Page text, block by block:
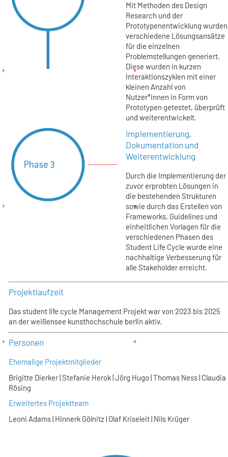
Mit Methoden des Design
Research und der
Prototypenentwicklung wurden
verschiedene Lösungsansätze
für die einzelnen
Problemstellungen generiert.
Diese wurden in kurzen
Interaktionszyklen mit einer
kleinen Anzahl von
Nutzer*innen in Form von
Prototypen getestet, überprüft
und weiterentwickelt.
Implementierung,
Dokumentation und
Weiterentwicklung
Durch die Implementierung der
zuvor erprobten Lösungen in
die bestehenden Strukturen
sowie durch das Erstellen von
Frameworks, Guidelines und
einheitlichen Vorlagen für die
verschiedenen Phasen des
Student Life Cycle wurde eine
nachhaltige Verbesserung für
alle Stakeholder erreicht.
Projektlaufzeit
Das student life cycle Management Projekt war von 2023 bis 2025
an der weißensee kunsthochschule berlin aktiv.
Personen
Ehemalige Projektmitglieder
Brigitte Dierker | Stefanie Herok | Jörg Hugo | Thomas Ness | Claudia
Rösing
Erweitertes Projektteam
Leoni Adams | Hinnerk Gölnitz | Olaf Kriseleit | Nils Krüger